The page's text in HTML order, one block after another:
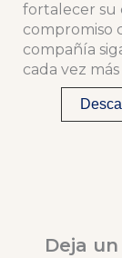
fortalecer su
compromiso
compañía
cada vez
Deja